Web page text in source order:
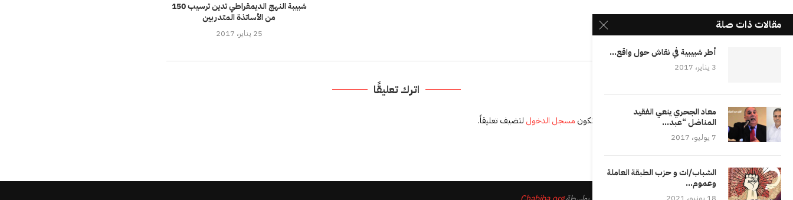
شبيبة النهج الديمقراطي تدين ترسيب 150
من الأساتذة المتدربين
25 يناير، 2017
اترك تعليقًا
يجب أنت تكون مسجل الدخول لتضيف تعليقاً.
مقالات ذات صلة
أطر شبيبية في نقاش حول واقع...
3 يناير، 2017
معاد الجحري ينعي الفقيد
المناضل “عبد...
7 يوليو، 2017
الشباب/ات و حزب الطبقة العاملة
وعموم...